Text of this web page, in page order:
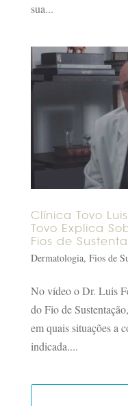
sua...
Clínica Tovo
Tovo Explica
Fios de
Dermatologia, Fios de
No vídeo o Dr. Luis
do Fio de
em quais situações a
indicada....